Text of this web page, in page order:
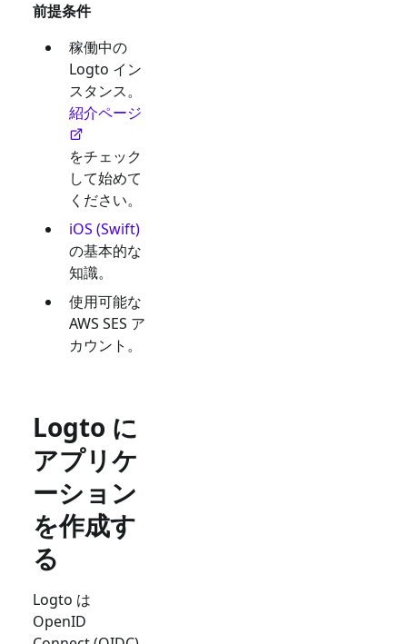
前提条件
稼働中の
Logto イン
スタンス。
紹介ページ
をチェック
して始めて
ください。
iOS (Swift)
の基本的な
知識。
使用可能な
AWS SES ア
カウント。
Logto に
アプリケ
ーション
を作成す
る
Logto は
OpenID